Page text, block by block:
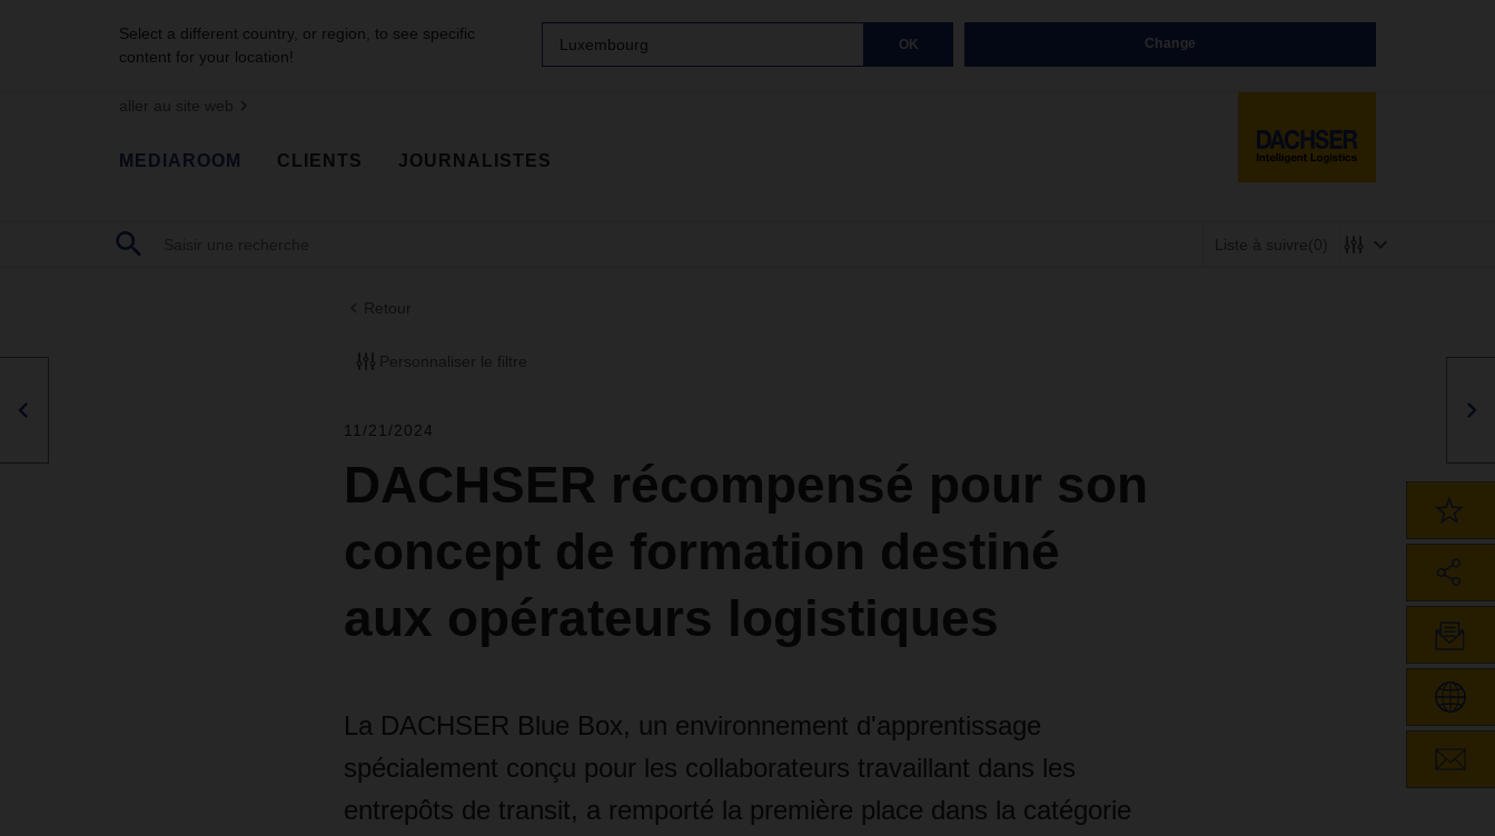
Select a different country, or region, to see specific
content for your location!
Luxembourg OK Change
aller au site web
MEDIAROOM CLIENTS JOURNALISTES
Liste à suivre(0)
Retour
Personnaliser le filtre
11/21/2024
DACHSER récompensé pour son
concept de formation destiné
aux opérateurs logistiques
La DACHSER Blue Box, un environnement d'apprentissage
spécialement conçu pour les collaborateurs travaillant dans les
entrepôts de transit, a remporté la première place dans la catégorie